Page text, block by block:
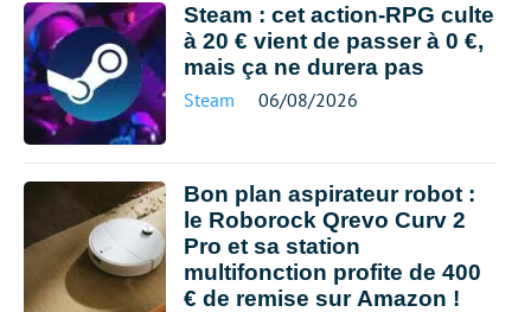
Steam : cet action-RPG culte
à 20 € vient de passer à 0 €,
mais ça ne durera pas
Steam 06/08/2026
Bon plan aspirateur robot :
le Roborock Qrevo Curv 2
Pro et sa station
multifonction profite de 400
€ de remise sur Amazon !